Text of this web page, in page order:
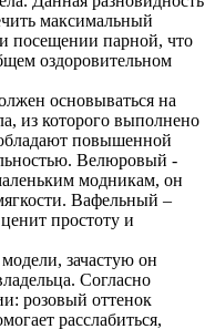
максимальный
посещении парной, что
оздоровительном
основываться на
из которого выполнено
повышенной
Велюровый -
модникам, он
Вафельный –
простоту и
зачастую он
Согласно
розовый оттенок
расслабиться,